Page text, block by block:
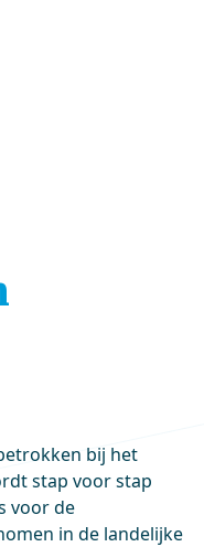
bij het
stap voor stap
voor de
in de landelijke